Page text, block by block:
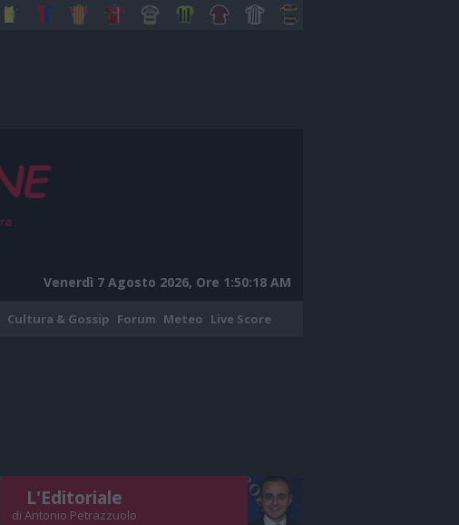
Venerdì 7 Agosto 2026, Ore 1:50:19 AM
Cultura & Gossip Forum Meteo Live Score
L'Editoriale
di Antonio Petrazzuolo